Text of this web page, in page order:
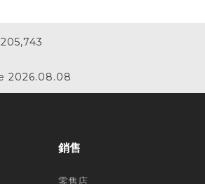
2026.08.08
銷售
零售店